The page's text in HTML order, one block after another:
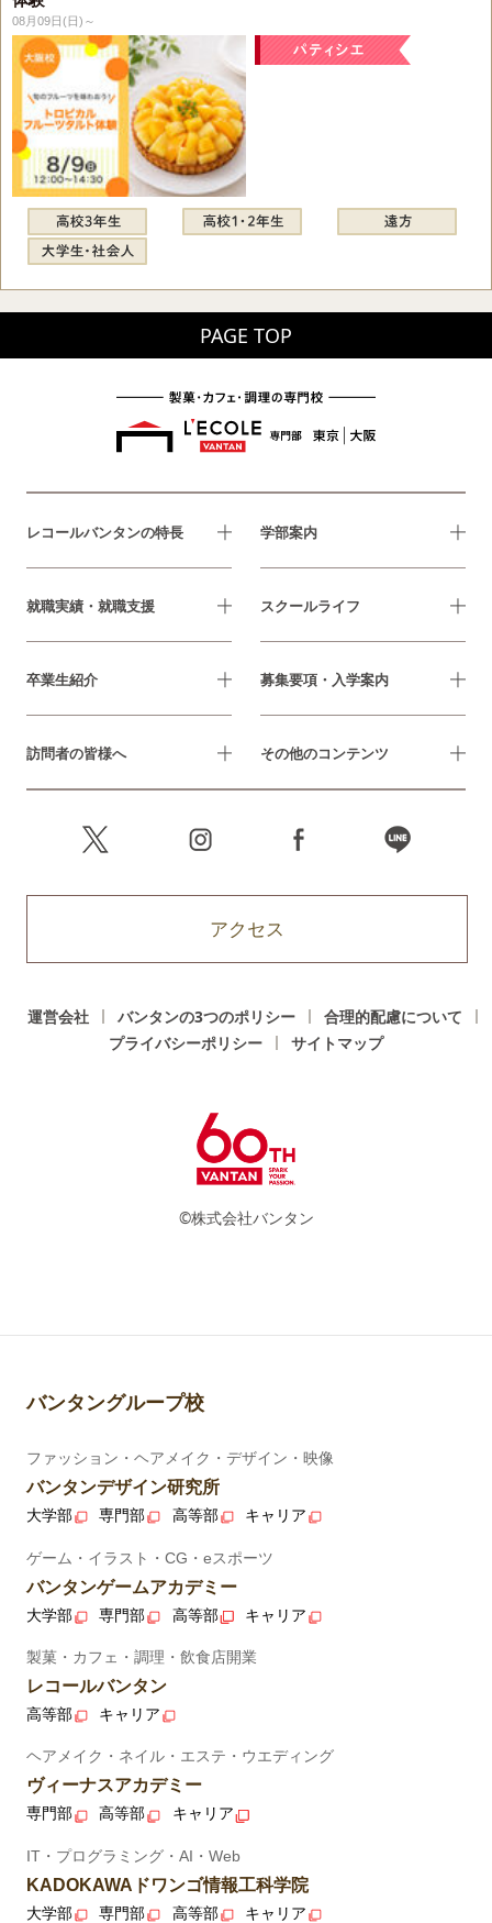
08月09日(日)～
PAGE TOP
レコールバンタンの特長 学部案内
就職実績・就職支援 スクールライフ
卒業生紹介 募集要項・入学案内
訪問者の皆様へ その他のコンテンツ
アクセス
運営会社 バンタンの3つのポリシー
合理的配慮について
プライバシーポリシー
サイトマップ
©株式会社バンタン
バンタングループ校
ファッション・ヘアメイク・デザイン・映像
バンタンデザイン研究所
大学部 専門部 高等部 キャリア
ゲーム・イラスト・CG・eスポーツ
バンタンゲームアカデミー
大学部 専門部 高等部 キャリア
製菓・カフェ・調理・飲食店開業
レコールバンタン
高等部 キャリア
ヘアメイク・ネイル・エステ・ウエディング
ヴィーナスアカデミー
専門部 高等部 キャリア
IT・プログラミング・AI・Web
KADOKAWAドワンゴ情報工科学院
大学部 専門部 高等部 キャリア